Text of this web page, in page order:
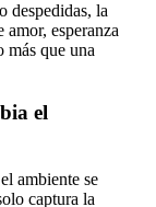
despedidas, la
esperanza
que una
el
ambiente se
captura la